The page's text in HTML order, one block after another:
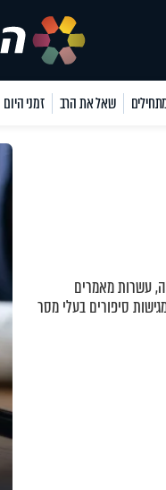
שאל את הרב זמני היום
עשרות מאמרים
סיפורים בעלי מסר